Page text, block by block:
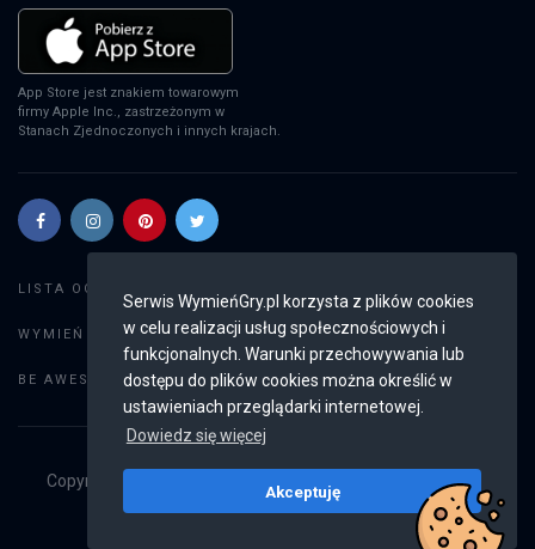
Serwis WymieńGry.pl korzysta z plików cookies
w celu realizacji usług społecznościowych i
funkcjonalnych. Warunki przechowywania lub
dostępu do plików cookies można określić w
ustawieniach przeglądarki internetowej.
Dowiedz się więcej
Akceptuję
App Store jest znakiem towarowym
firmy Apple Inc., zastrzeżonym w
Stanach Zjednoczonych i innych krajach.
LISTA OGŁOSZEŃ:
WYMIEŃ GRY: Dodaj ogłoszenie
BE AWESOME: Weryfikacja konta
Copyright © 2019 - 2026
Wszystkie prawa
v2.8.4